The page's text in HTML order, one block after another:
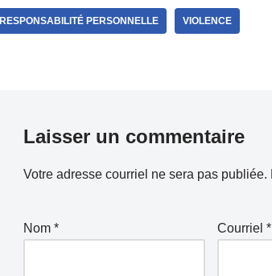
RESPONSABILITÉ PERSONNELLE VIOLENCE
Laisser un commentaire
Votre adresse courriel ne sera pas publiée.
Nom * Courriel *